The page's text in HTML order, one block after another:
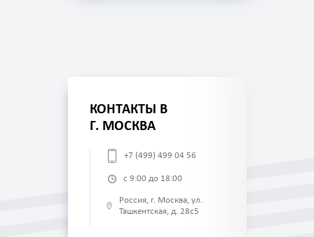
КОНТАКТЫ В
Г. МОСКВА
+7 (499) 499 04 56
с 9:00 до 18:00
Россия, г. Москва, ул.
Ташкентская, д. 28с5